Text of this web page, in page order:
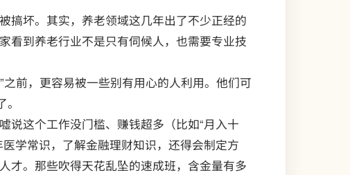
搞坏。其实，养老领域这几年出了不少正经的
看到养老行业不是只有伺候人，也需要专业技
前，更容易被一些别有用心的人利用。他们可
说这个工作没门槛、赚钱超多（比如“月入十
学常识，了解金融理财知识，还得会制定方
才。那些吹得天花乱坠的速成班，含金量有多